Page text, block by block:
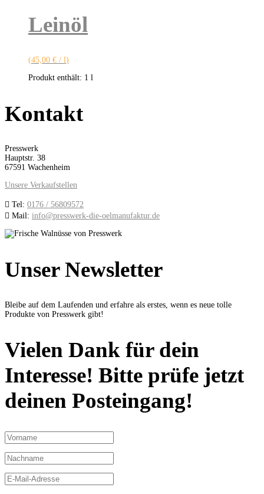
Leinöl
(45,00 € / l)
Produkt enthält: 1 l
Kontakt
Presswerk
Hauptstr. 38
67591 Wachenheim
Unsere Verkaufstellen
 Tel: 0176 / 56809572
 Mail: info@presswerk-die-oelmanufaktur.de
Unser Newsletter
Bleibe auf dem Laufenden und erfahre als erstes, wenn es neue tolle
Produkte von Presswerk gibt!
Vielen Dank für dein
Interesse! Bitte prüfe jetzt
deinen Posteingang!